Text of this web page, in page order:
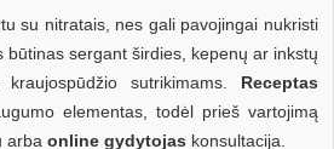
su nitratais, nes gali pavojingai nukristi
būtinas sergant širdies, kepenų ar inkstų
sutrikimams. Receptas
elementas, todėl prieš vartojimą
arba online gydytojas konsultacija.